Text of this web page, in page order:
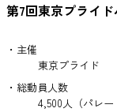
第7回東京プライ
・主催
東京プライド
・総動員人数
4,500人（パレー